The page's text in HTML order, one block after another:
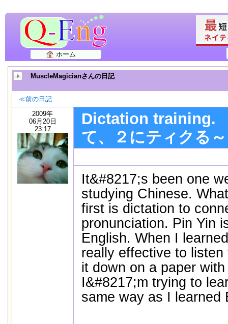
ホーム
MuscleMagicianさんの日記
≪前の日記
2009年
06月20日
23:17
Dictation training.
て、２にティクる～
It&#8217;s been one
studying Chinese.
first is dictation to
pronunciation. Pin Yin
English. When I
really effective to
it down on a paper
I&#8217;m trying to
same way as I learned